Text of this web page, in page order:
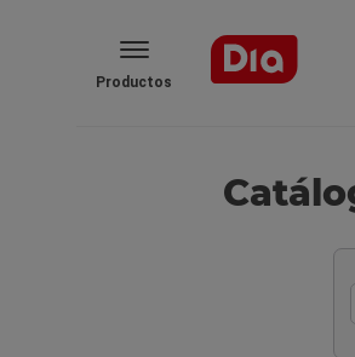
Productos